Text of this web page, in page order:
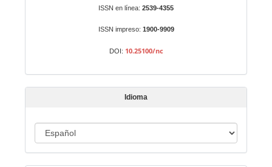
t
í
o
ISSN en línea: 2539-4355
ISSN impreso: 1900-9909
DOI: 10.25100/nc
Idioma
d